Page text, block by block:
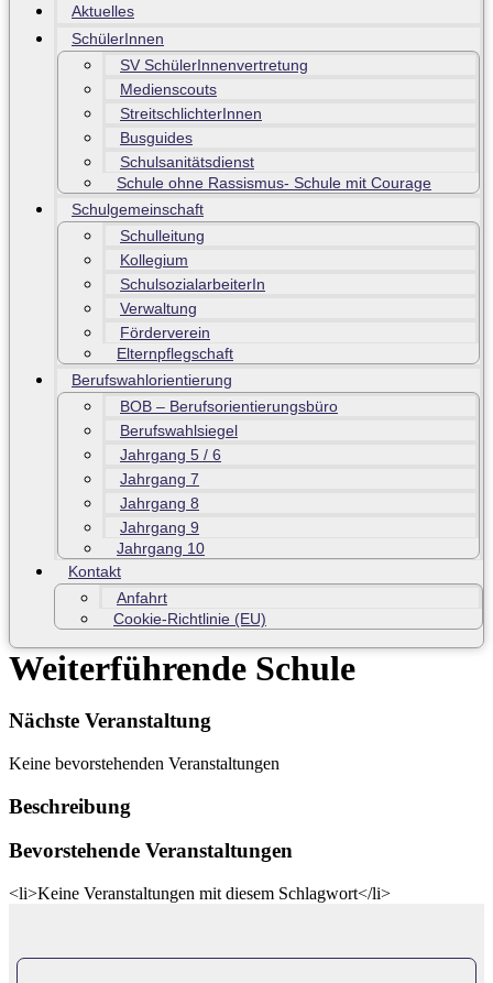
Aktuelles
SchülerInnen
SV SchülerInnenvertretung
Medienscouts
StreitschlichterInnen
Busguides
Schulsanitätsdienst
Schule ohne Rassismus- Schule mit Courage
Schulgemeinschaft
Schulleitung
Kollegium
SchulsozialarbeiterIn
Verwaltung
Förderverein
Elternpflegschaft
Berufswahlorientierung
BOB – Berufsorientierungsbüro
Berufswahlsiegel
Jahrgang 5 / 6
Jahrgang 7
Jahrgang 8
Jahrgang 9
Jahrgang 10
Kontakt
Anfahrt
Cookie-Richtlinie (EU)
Weiterführende Schule
Nächste Veranstaltung
Keine bevorstehenden Veranstaltungen
Beschreibung
Bevorstehende Veranstaltungen
<li>Keine Veranstaltungen mit diesem Schlagwort</li>